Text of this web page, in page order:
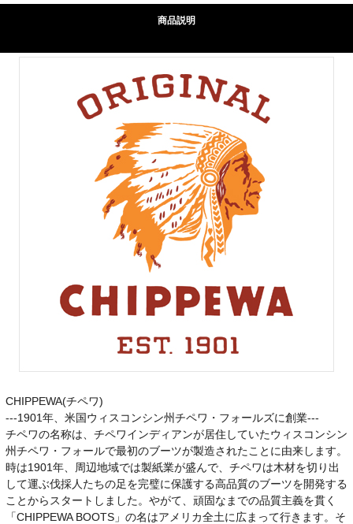
商品説明
CHIPPEWA(チペワ)
---1901年、米国ウィスコンシン州チペワ・フォールズに創業---
チペワの名称は、チペワインディアンが居住していたウィスコンシン
州チペワ・フォールで最初のブーツが製造されたことに由来します。
時は1901年、周辺地域では製紙業が盛んで、チペワは木材を切り出
して運ぶ伐採人たちの足を完璧に保護する高品質のブーツを開発する
ことからスタートしました。やがて、頑固なまでの品質主義を貫く
「CHIPPEWA BOOTS」の名はアメリカ全土に広まって行きます。そ